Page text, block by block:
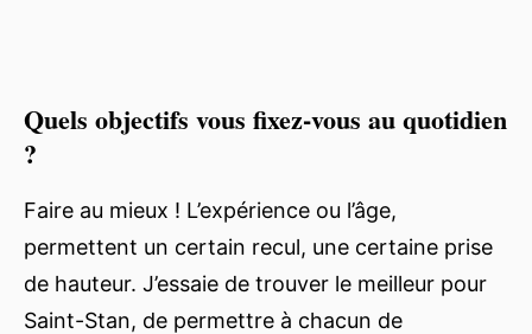
Quels objectifs vous fixez-vous au quotidien
?
Faire au mieux ! L’expérience ou l’âge,
permettent un certain recul, une certaine prise
de hauteur. J’essaie de trouver le meilleur pour
Saint-Stan, de permettre à chacun de